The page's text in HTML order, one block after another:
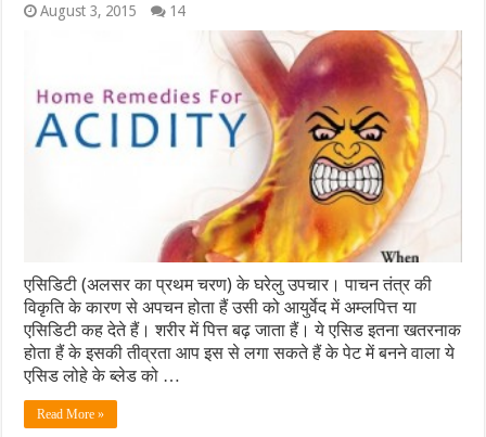
August 3, 2015 14
एसिडिटी (अलसर का प्रथम चरण) के घरेलु उपचार। पाचन तंत्र की
विकृति के कारण से अपचन होता हैं उसी को आयुर्वेद में अम्लपित्त या
एसिडिटी कह देते हैं। शरीर में पित्त बढ़ जाता हैं। ये एसिड इतना खतरनाक
होता हैं के इसकी तीव्रता आप इस से लगा सकते हैं के पेट में बनने वाला ये
एसिड लोहे के ब्लेड को …
Read More »